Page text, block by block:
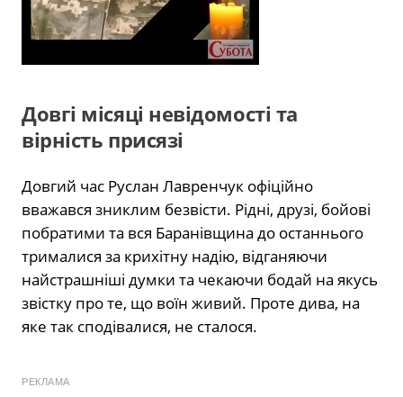
Довгі місяці невідомості та
вірність присязі
Довгий час Руслан Лавренчук офіційно
вважався зниклим безвісти. Рідні, друзі, бойові
побратими та вся Баранівщина до останнього
трималися за крихітну надію, відганяючи
найстрашніші думки та чекаючи бодай на якусь
звістку про те, що воїн живий. Проте дива, на
яке так сподівалися, не сталося.
РЕКЛАМА